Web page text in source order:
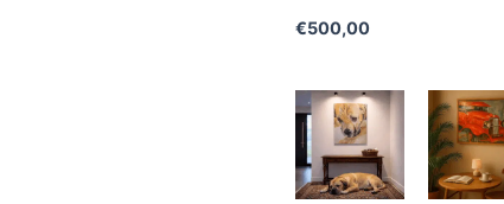
€500,00